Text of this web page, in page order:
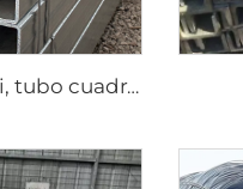
Tubo de acero galvanizado Gi, tubo cuadrado sin costura